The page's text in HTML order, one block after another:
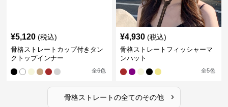
¥5,120 (税込)
骨格ストレートカップ付きタン
クトップインナー
全6色
¥4,930 (税込)
骨格ストレートフィッシャーマ
ンハット
全5色
骨格ストレートの全てのその他 ›